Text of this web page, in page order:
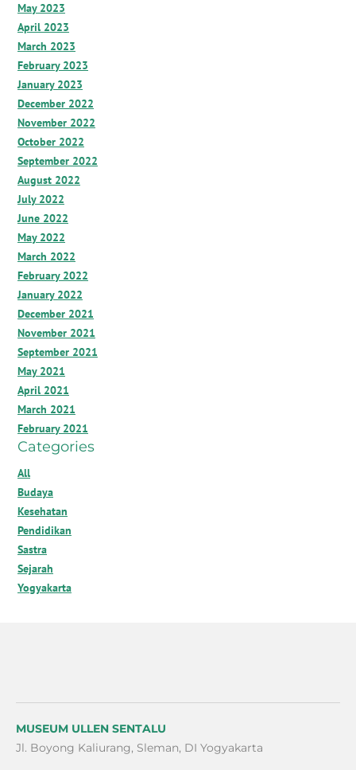
May 2023
April 2023
March 2023
February 2023
January 2023
December 2022
November 2022
October 2022
September 2022
August 2022
July 2022
June 2022
May 2022
March 2022
February 2022
January 2022
December 2021
November 2021
September 2021
May 2021
April 2021
March 2021
February 2021
Categories
All
Budaya
Kesehatan
Pendidikan
Sastra
Sejarah
Yogyakarta
MUSEUM ULLEN SENTALU
Jl. Boyong Kaliurang, Sleman, DI Yogyakarta